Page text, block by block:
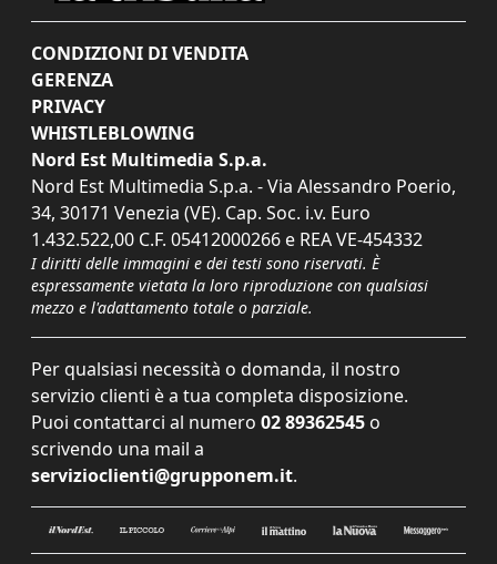
CONDIZIONI DI VENDITA
GERENZA
PRIVACY
WHISTLEBLOWING
Nord Est Multimedia S.p.a.
Nord Est Multimedia S.p.a. - Via Alessandro Poerio,
34, 30171 Venezia (VE). Cap. Soc. i.v. Euro
1.432.522,00 C.F. 05412000266 e REA VE-454332
I diritti delle immagini e dei testi sono riservati. È
espressamente vietata la loro riproduzione con qualsiasi
mezzo e l'adattamento totale o parziale.
Per qualsiasi necessità o domanda, il nostro
servizio clienti è a tua completa disposizione.
Puoi contattarci al numero 02 89362545 o
scrivendo una mail a
servizioclienti@grupponem.it.